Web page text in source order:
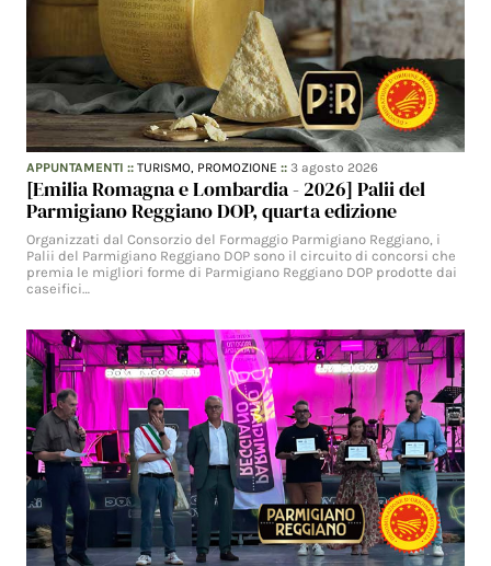
APPUNTAMENTI ::TURISMO, PROMOZIONE ::3 agosto 2026
[Emilia Romagna e Lombardia - 2026] Palii del
Parmigiano Reggiano DOP, quarta edizione
Organizzati dal Consorzio del Formaggio Parmigiano Reggiano, i
Palii del Parmigiano Reggiano DOP sono il circuito di concorsi che
premia le migliori forme di Parmigiano Reggiano DOP prodotte dai
caseifici…